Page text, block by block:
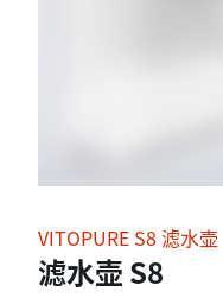
VITOPURE S8 滤水壶
滤水壶 S8